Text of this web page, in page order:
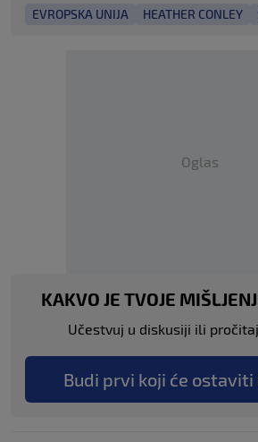
EVROPSKA UNIJA HEATHER CONLEY
Oglas
KAKVO JE TVOJE
Učestvuj u diskusiji ili
Budi prvi koji će